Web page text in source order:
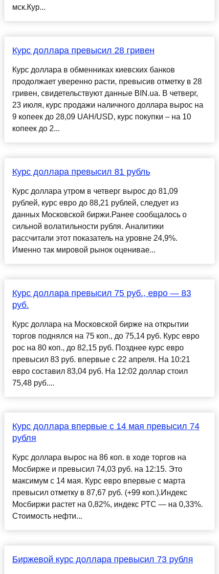
мск.Кур...
Курс доллара превысил 28 гривен
Курс доллара в обменниках киевских банков
продолжает уверенно расти, превысив отметку в 28
гривен, свидетельствуют данные BIN.ua. В четверг,
23 июля, курс продажи наличного доллара вырос на
9 копеек до 28,09 UAH/USD, курс покупки – на 10
копеек до 2...
Курс доллара превысил 81 рубль
Курс доллара утром в четверг вырос до 81,09
рублей, курс евро до 88,21 рублей, следует из
данных Московской биржи.Ранее сообщалось о
сильной волатильности рубля. Аналитики
рассчитали этот показатель на уровне 24,9%.
Именно так мировой рынок оценивае...
Курс доллара превысил 75 руб., евро — 83
руб.
Курс доллара на Московской бирже на открытии
торгов поднялся на 75 коп., до 75,14 руб. Курс евро
рос на 80 коп., до 82,15 руб. Позднее курс евро
превысил 83 руб. впервые с 22 апреля. На 10:21
евро составил 83,04 руб. На 12:02 доллар стоил
75,48 руб....
Курс доллара впервые с 14 мая превысил 74
рубля
Курс доллара вырос на 86 коп. в ходе торгов на
Мосбирже и превысил 74,03 руб. на 12:15. Это
максимум с 14 мая. Курс евро впервые с марта
превысил отметку в 87,67 руб. (+99 коп.).Индекс
Мосбиржи растет на 0,82%, индекс РТС — на 0,33%.
Стоимость нефти...
Биржевой курс доллара превысил 73 рубля